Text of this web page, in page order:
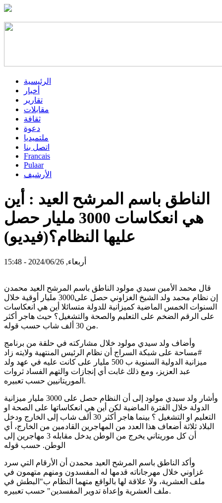
الرئيسية
أخبار
تقارير
مقابلات
ثقافة
دعوة
ملتميديا
اتصل بنا
Francais
Pulaar
الأرشيف
الناطق باسم المرشح العيد : أين
هي انعكاسات 3000 مليار حصل
عليها النظام؟(فيديو)
أربعاء, 2024/06/26 - 15:48
قال محمد الأمين سيدي مولود الناطق باسم المرشح العيد محمدن
إن نظام محمد ولد الشيخ الغزاوني حصل على3000 مليار أوقية خلال
السنوات الخمس الماضية كميزانية للدولة متسائلا أين هي انعكاسات
على الرقم الضخم على التعليم والصحة والتشغيل؟ حيث هاجر أكثر
من 30 ألف شاب حسب قوله.
وأضاف ولد سيدي مولود خلال مشاركته في حلقة من برنامج
#مساحة على شبكة السراج أن نظام الرئيس المنتهية ولايته زاد
ميزانية الدولية السنوية ب 500 مليار على كانت عليه في عهد ولد
عبد العزيز، ومع ذلك غابت أي إنجازات والتهم الفساد ثروات
الموريتانيين حسب تعبيره.
وأشار ولد سيدي مولود إلى أن النظام حصل على 3000 مليار ميزانية
الدولة خلال الفترة الماضية لكن أين هي انعكاساتها على الصحة او
التعليم او التشغيل ؟ بينما هاجر أكثر 30 ألف شاب إلى الخارج ودخل
البلاد ثلاثة أضعاف هذا العدد من المهاجرين القادمين من الخارج، أي
أن كل موريتاني يخرج من الوطن يدخل مقابله 3 مهاجرين إلى
الوطن. حسب قوله
وأكد الناطق باسم المرشح العيد محمدن أن الأرقام التي سرد
غزاوني خلال مهرجاناته قدمها له المفسدون ومنهم متهمون في
ملف العشرية، ولا علاقة لها بالواقع متهما النظام ب"البطش في
ملف العشرية وإعداة تدوير المفسدين" حسب تعبيره.